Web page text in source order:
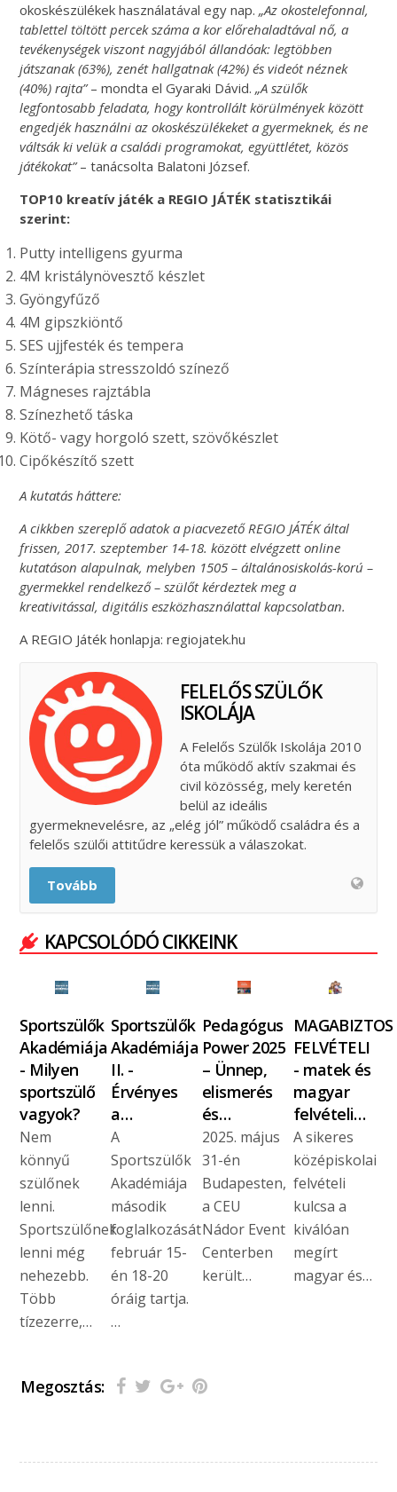
okoskészülékek használatával egy nap.„Az okostelefonnal,
tablettel töltött percek száma a kor előrehaladtával nő, a
tevékenységek viszont nagyjából állandóak: legtöbben
játszanak (63%), zenét hallgatnak (42%) és videót néznek
(40%) rajta”– mondta el Gyaraki Dávid.„A szülők
legfontosabb feladata, hogy kontrollált körülmények között
engedjék használni az okoskészülékeket a gyermeknek, és ne
váltsák ki velük a családi programokat, együttlétet, közös
játékokat”– tanácsolta Balatoni József.
TOP10 kreatív játék a REGIO JÁTÉK statisztikái
szerint:
Putty intelligens gyurma
4M kristálynövesztő készlet
Gyöngyfűző
4M gipszkiöntő
SES ujjfesték és tempera
Színterápia stresszoldó színező
Mágneses rajztábla
Színezhető táska
Kötő- vagy horgoló szett, szövőkészlet
Cipőkészítő szett
A kutatás háttere:
A cikkben szereplő adatok a piacvezető REGIO JÁTÉK által
frissen, 2017. szeptember 14-18. között elvégzett online
kutatáson alapulnak, melyben 1505 – általánosiskolás-korú –
gyermekkel rendelkező – szülőt kérdeztek meg a
kreativitással, digitális eszközhasználattal kapcsolatban.
A REGIO Játék honlapja: regiojatek.hu
FELELŐS SZÜLŐK
ISKOLÁJA
A Felelős Szülők Iskolája 2010
óta működő aktív szakmai és
civil közösség, mely keretén
belül az ideális
gyermeknevelésre, az „elég jól” működő családra és a
felelős szülői attitűdre keressük a válaszokat.
Tovább
KAPCSOLÓDÓ CIKKEINK
Sportszülők
Akadémiája
- Milyen
sportszülő
vagyok?
Nem
könnyű
szülőnek
lenni.
Sportszülőnek
lenni még
nehezebb.
Több
tízezerre,…
Sportszülők
Akadémiája
II. -
Érvényes
a…
A
Sportszülők
Akadémiája
második
foglalkozását
február 15-
én 18-20
óráig tartja.
…
Pedagógus
Power 2025
– Ünnep,
elismerés
és…
2025. május
31-én
Budapesten,
a CEU
Nádor Event
Centerben
került…
MAGABIZTOS
FELVÉTELI
- matek és
magyar
felvételi…
A sikeres
középiskolai
felvételi
kulcsa a
kiválóan
megírt
magyar és…
Megosztás: